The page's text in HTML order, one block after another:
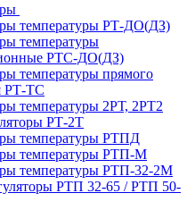
температуры РТ-ДО(ДЗ)
температуры
РТС-ДО(ДЗ)
температуры прямого
РТ-ТС
температуры 2РТ, 2РT2
РТ-2Т
температуры РТПД
температуры РТП-M
температуры РТП-32-2М
РТП 32-65 / РТП 50-